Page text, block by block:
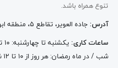
تنوع همراه باشد.
آدرس: جاده العویر، تقاطع ۵، منطقه ابوموسی، دبی
ساعات کاری:
شب / در ماه رمضان: هر روز از ۱۰ تا ۱۲ شب